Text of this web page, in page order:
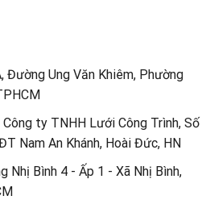
Đường Ung Văn Khiêm, Phường
Công ty TNHH Lưới Công Trình, Số
Nam An Khánh, Hoài Đức, HN
Nhị Bình 4 - Ấp 1 - Xã Nhị Bình,